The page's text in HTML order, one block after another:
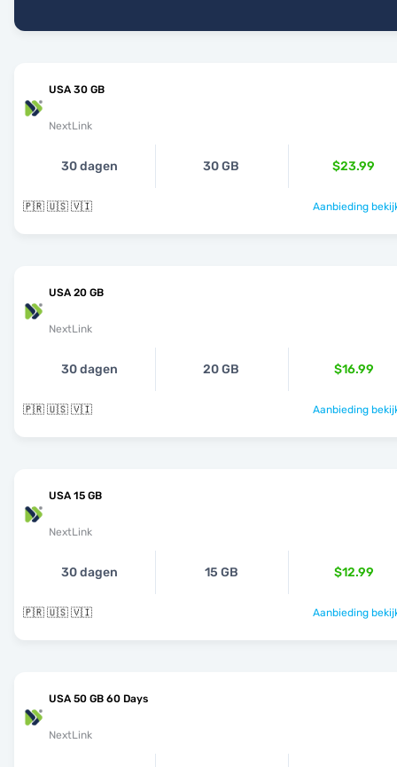
USA 30 GB
NextLink
30 dagen 30 GB $23.99
🇵🇷 🇺🇸 🇻🇮 Aanbieding
USA 20 GB
NextLink
30 dagen 20 GB $16.99
🇵🇷 🇺🇸 🇻🇮 Aanbieding
USA 15 GB
NextLink
30 dagen 15 GB $12.99
🇵🇷 🇺🇸 🇻🇮 Aanbieding
USA 50 GB 60 Days
NextLink